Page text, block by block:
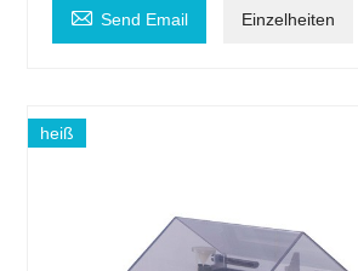
 Send Email Einzelheiten
heiß